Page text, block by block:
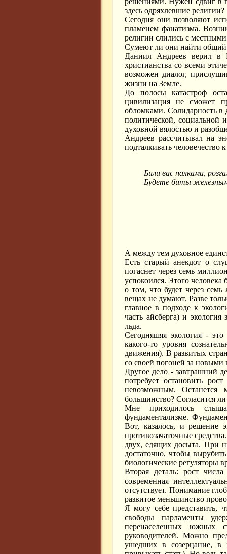
здесь одряхлевшие религии?
Сегодня они позволяют
пламенем фанатизма.
религии слились с
Сумеют ли они найти общий
Даниил Андреев верил в
христианства со всеми
возможен диалог,
жизни на Земле.
До полосы катастроф
цивилизация не сможет
обломками. Солидарность в
политической, социальной
духовной вялостью и
Андреев рассчитывал на
подталкивать человечество
Били вас палками,
Будете биты
А между тем духовное
Есть старый анекдот о
погаснет через семь
успокоился. Этого человека
о том, что будет через
вещах не думают. Разве
главное в подходе к
часть айсберга) и
льда.
Сегодняшяя экология -
какого-то уровня
движения). В развитых
со своей погоней за
Другое дело - завтрашний
потребует остановить
невозможным. Останется
большинство? Согласится
Мне приходилось
фундаментализме.
Вот, казалось, и решение
противозачаточные
двух, едящих досыта. При
достаточно, чтобы
биологические регуляторы
Вторая деталь: рост
современная
отсутствует. Понимание
развитое меньшинство
Я могу себе представить,
свободы парламенты
перенаселенных южных
руководителей. Можно
ушедших в созерцание, в